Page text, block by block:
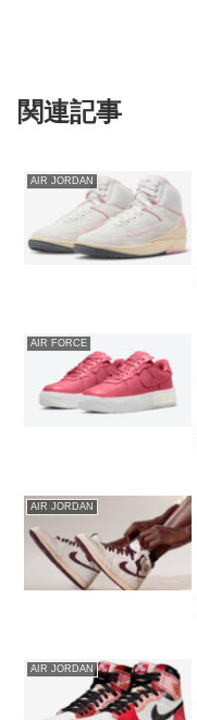
関連記事
AIR JORDAN
AIR FORCE
AIR JORDAN
AIR JORDAN